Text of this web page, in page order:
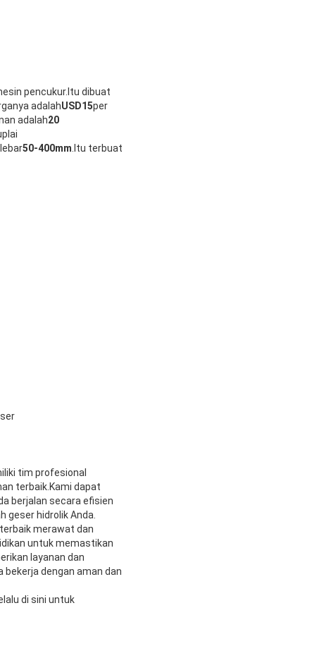
pencukur.Itu dibuat
adalahUSD15per
adalah20
50-400mm .Itu terbuat
tim profesional
terbaik.Kami dapat
berjalan secara efisien
geser hidrolik Anda.
merawat dan
untuk memastikan
layanan dan
dengan aman dan
di sini untuk